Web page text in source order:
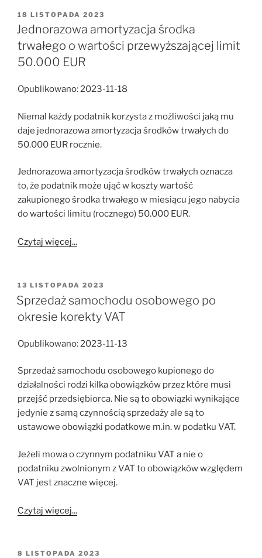
OPUBLIKOWANE
W
18 LISTOPADA 2023
Jednorazowa amortyzacja środka
trwałego o wartości przewyższającej limit
50.000 EUR
Opublikowano: 2023-11-18
Niemal każdy podatnik korzysta z możliwości jaką mu
daje jednorazowa amortyzacja środków trwałych do
50.000 EUR rocznie.
Jednorazowa amortyzacja środków trwałych oznacza
to, że podatnik może ująć w koszty wartość
zakupionego środka trwałego w miesiącu jego nabycia
do wartości limitu (rocznego) 50.000 EUR.
Czytaj więcej...
OPUBLIKOWANE
W
13 LISTOPADA 2023
Sprzedaż samochodu osobowego po
okresie korekty VAT
Opublikowano: 2023-11-13
Sprzedaż samochodu osobowego kupionego do
działalności rodzi kilka obowiązków przez które musi
przejść przedsiębiorca. Nie są to obowiązki wynikające
jedynie z samą czynnością sprzedaży ale są to
ustawowe obowiązki podatkowe m.in. w podatku VAT.
Jeżeli mowa o czynnym podatniku VAT a nie o
podatniku zwolnionym z VAT to obowiązków względem
VAT jest znaczne więcej.
Czytaj więcej...
OPUBLIKOWANE
8 LISTOPADA 2023